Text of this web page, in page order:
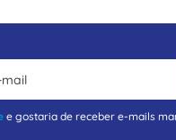
e gostaria de receber e-mails